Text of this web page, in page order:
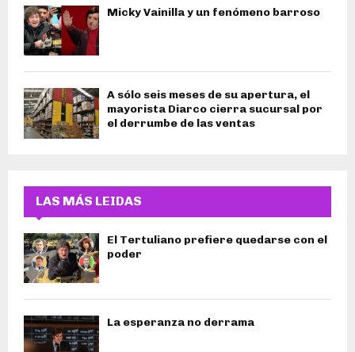
Micky Vainilla y un fenómeno barroso
A sólo seis meses de su apertura, el
mayorista Diarco cierra sucursal por
el derrumbe de las ventas
LAS MÁS LEIDAS
El Tertuliano prefiere quedarse con el
poder
La esperanza no derrama